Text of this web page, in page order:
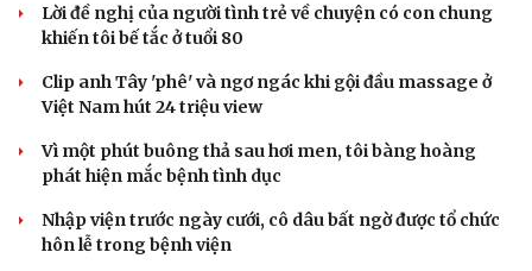
Tư vấn
Săn Tour
Câu chuyện thời sự
Kể chuyện cho bé
Lời đề nghị của người tình trẻ về chuyện có con chung
khiến tôi bế tắc ở tuổi 80
Clip anh Tây 'phê' và ngơ ngác khi gội đầu massage ở
Việt Nam hút 24 triệu view
Vì một phút buông thả sau hơi men, tôi bàng hoàng
phát hiện mắc bệnh tình dục
Nhập viện trước ngày cưới, cô dâu bất ngờ được tổ chức
hôn lễ trong bệnh viện